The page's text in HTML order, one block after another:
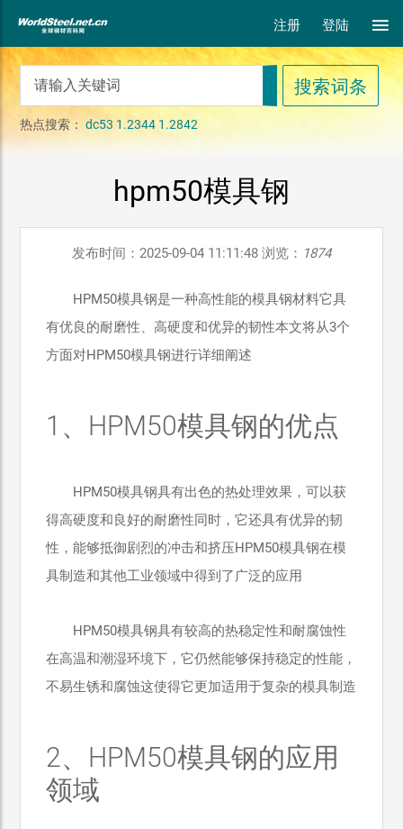
注册 登陆
热点搜索：dc53 1.2344 1.2842
hpm50模具钢
发布时间：2025-09-04 11:11:48 浏览： 1874
HPM50模具钢是一种高性能的模具钢材料它具
有优良的耐磨性、高硬度和优异的韧性本文将从3个
方面对HPM50模具钢进行详细阐述
1、HPM50模具钢的优点
HPM50模具钢具有出色的热处理效果，可以获
得高硬度和良好的耐磨性同时，它还具有优异的韧
性，能够抵御剧烈的冲击和挤压HPM50模具钢在模
具制造和其他工业领域中得到了广泛的应用
HPM50模具钢具有较高的热稳定性和耐腐蚀性
在高温和潮湿环境下，它仍然能够保持稳定的性能，
不易生锈和腐蚀这使得它更加适用于复杂的模具制造
2、HPM50模具钢的应用
领域